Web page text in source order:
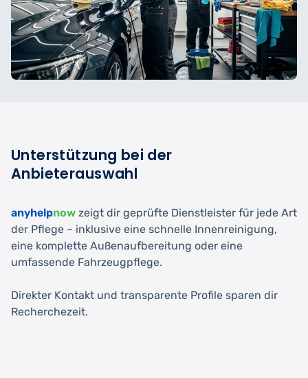
Unterstützung bei der
Anbieterauswahl
anyhelpnow zeigt dir geprüfte Dienstleister für jede Art
der Pflege – inklusive eine schnelle Innenreinigung,
eine komplette Außenaufbereitung oder eine
umfassende Fahrzeugpflege.
Direkter Kontakt und transparente Profile sparen dir
Recherchezeit.